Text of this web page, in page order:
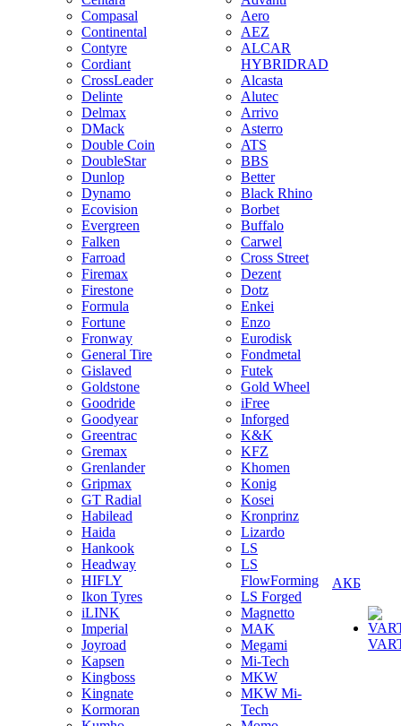
Compasal
Continental
Contyre
Cordiant
CrossLeader
Delinte
Delmax
DMack
Double Coin
DoubleStar
Dunlop
Dynamo
Ecovision
Evergreen
Falken
Farroad
Firemax
Firestone
Formula
Fortune
Fronway
General Tire
Gislaved
Goldstone
Goodride
Goodyear
Greentrac
Gremax
Grenlander
Gripmax
GT Radial
Habilead
Haida
Hankook
Headway
HIFLY
Ikon Tyres
iLINK
Imperial
Joyroad
Kapsen
Kingboss
Kingnate
Kormoran
Aero
AEZ
ALCAR
HYBRIDRAD
Alcasta
Alutec
Arrivo
Asterro
ATS
BBS
Better
Black Rhino
Borbet
Buffalo
Carwel
Cross Street
Dezent
Dotz
Enkei
Enzo
Eurodisk
Fondmetal
Futek
Gold Wheel
iFree
Inforged
K&K
KFZ
Khomen
Konig
Kosei
Kronprinz
Lizardo
LS
LS
FlowForming
LS Forged
Magnetto
MAK
Megami
Mi-Tech
MKW
MKW Mi-
Tech
АКБ